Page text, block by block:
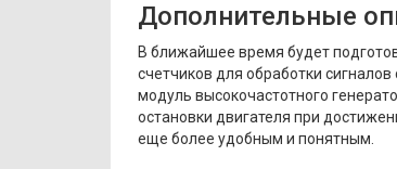
Дополнительные
В ближайшее время будет
счетчиков для обработки
модуль высокочастотного
остановки двигателя при
еще более удобным и понятным.